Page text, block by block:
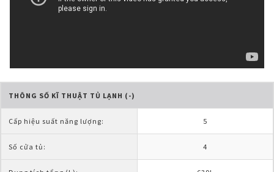
THÔNG SỐ KĨ THUẬT TỦ LẠNH (-)
Cấp hiệu suất năng lượng: 5
Số cửa tủ: 4